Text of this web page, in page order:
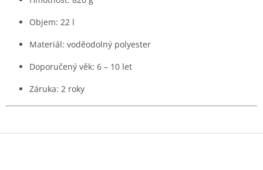
Objem: 22 l
Materiál: voděodolný polyester
Doporučený věk: 6 – 10 let
Záruka: 2 roky
Z